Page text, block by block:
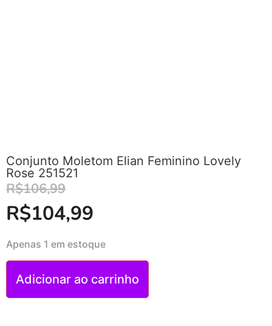
Conjunto Moletom Elian Feminino Lovely
Rose 251521
R$106,99
R$104,99
Apenas 1 em estoque
Adicionar ao carrinho